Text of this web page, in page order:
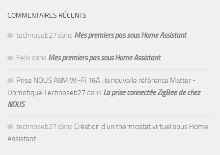
COMMENTAIRES RÉCENTS
technoseb27 dans Mes premiers pas sous Home Assistant
Felix dans Mes premiers pas sous Home Assistant
Prise NOUS A8M Wi-Fi 16A : la nouvelle référence Matter -
Domotique Technoseb27 dans La prise connectée ZigBee de chez
NOUS
technoseb27 dans Création d’un thermostat virtuel sous Home
Assistant